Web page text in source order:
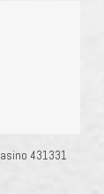
431331